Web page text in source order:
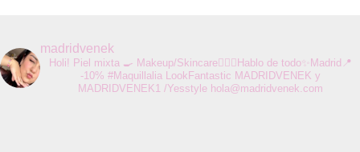
madridvenek
Holi! Piel mixta 🍳 Makeup/Skincare💆🏻‍♀️Hablo de todo✨Madrid📍
-10% #Maquillalia LookFantastic MADRIDVENEK y
MADRIDVENEK1 /Yesstylehola@madridvenek.com